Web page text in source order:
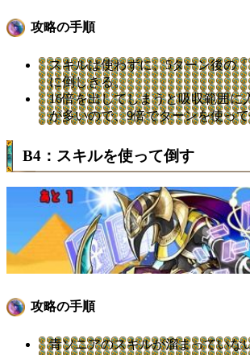
攻略の手順
スキルは使わずに、5ターン後の
に倒しきる。
16倍を出してしまうと吸収範囲に
が多いので、9倍でターンを使っ
B4：スキルを使って倒す
攻略の手順
青ソニアのスキルが溜まっていな